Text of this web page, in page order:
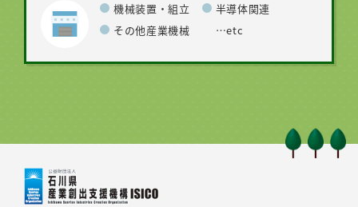
機械装置・組立
半導体関連
その他産業機械
…etc